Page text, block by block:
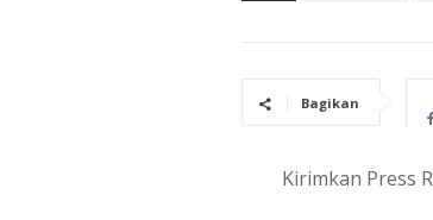
Bagikan
Kirimkan Press